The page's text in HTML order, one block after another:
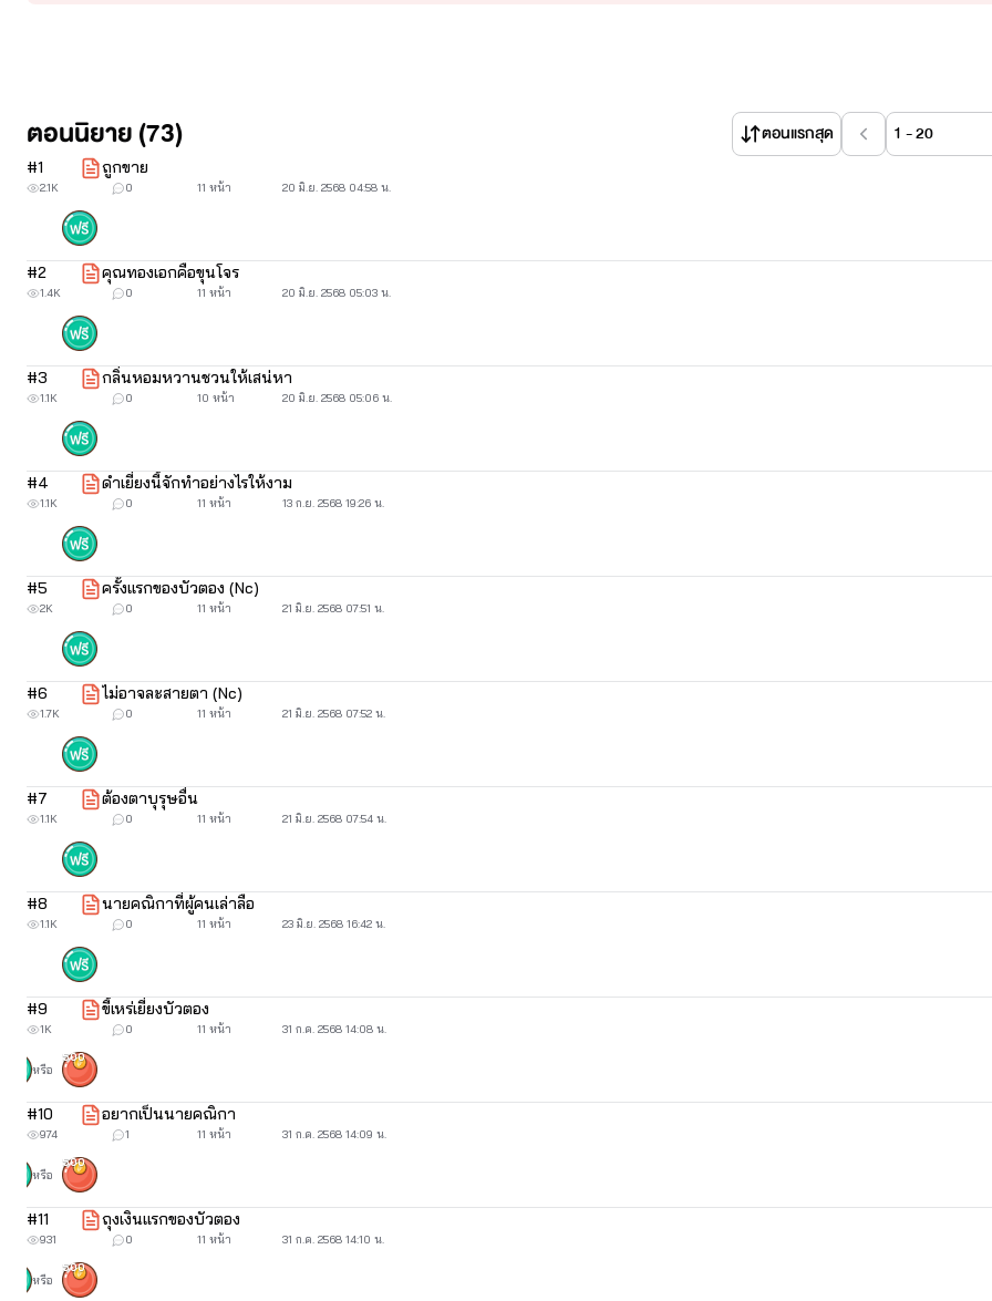
“เอาแค่วันนี้ก่อนเถิดแม่เยื้อน ทำเยี่ยงไรให้มันผ่องพอจักรับใช้คุณเขาได้
.....
ตอนนิยาย (73) ตอนแรกสุด 1 - 20
#1 ถูกขาย
2.1K 0 11 หน้า 20 มิ.ย. 2568 04:58 น.
#2 คุณทองเอกคือขุนโจร
1.4K 0 11 หน้า 20 มิ.ย. 2568 05:03 น.
#3 กลิ่นหอมหวานชวนให้เสน่หา
1.1K 0 10 หน้า 20 มิ.ย. 2568 05:06 น.
#4 ดำเยี่ยงนี้จักทำอย่างไรให้งาม
1.1K 0 11 หน้า 13 ก.ย. 2568 19:26 น.
#5 ครั้งแรกของบัวตอง (Nc)
2K 0 11 หน้า 21 มิ.ย. 2568 07:51 น.
#6 ไม่อาจละสายตา (Nc)
1.7K 0 11 หน้า 21 มิ.ย. 2568 07:52 น.
#7 ต้องตาบุรุษอื่น
1.1K 0 11 หน้า 21 มิ.ย. 2568 07:54 น.
#8 นายคณิกาที่ผู้คนเล่าลือ
1.1K 0 11 หน้า 23 มิ.ย. 2568 16:42 น.
#9 ขี้เหร่เยี่ยงบัวตอง
1K 0 11 หน้า 31 ก.ค. 2568 14:08 น.
หรือ
500
#10 อยากเป็นนายคณิกา
974 1 11 หน้า 31 ก.ค. 2568 14:09 น.
หรือ
500
#11 ถุงเงินแรกของบัวตอง
931 0 11 หน้า 31 ก.ค. 2568 14:10 น.
หรือ
500